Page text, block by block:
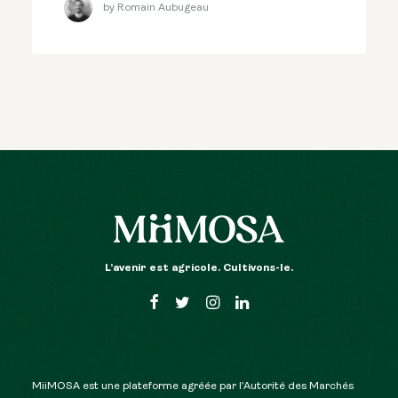
by Romain Aubugeau
L’avenir est agricole. Cultivons-le.
MiiMOSA est une plateforme agréée par l’Autorité des Marchés